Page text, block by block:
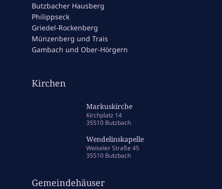
Butzbacher Hausberg
Philippseck
Griedel-Rockenberg
Münzenberg und Trais
Gambach und Ober-Hörgern
Kirchen
Markuskirche
Kirchplatz 14
35510 Butzbach
Wendelinskapelle
Weiseler Straße 45
35510 Butzbach
Gemeindehäuser